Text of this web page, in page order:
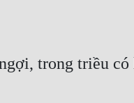
trong triều